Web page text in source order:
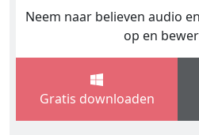
Neem naar believen audio
op en
Gratis downloaden